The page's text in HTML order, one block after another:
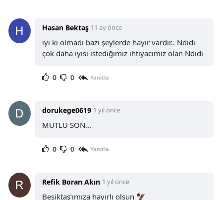
Hasan Bektaş 11 ay önce
iyi ki olmadı bazı şeylerde hayır vardır.. Ndidi
çok daha iyisi istediğimiz ihtiyacımız olan Ndidi
0 0 Yanıtla
dorukege0619 1 yıl önce
MUTLU SON...
0 0 Yanıtla
Refik Boran Akın 1 yıl önce
Beşiktaş’ımıza hayırlı olsun 🦅